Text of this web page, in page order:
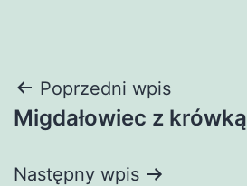
Nawigacja
wpisu
Poprzedni wpis
Migdałowiec z krówką
Następny wpis